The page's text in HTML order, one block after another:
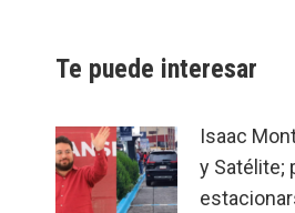
Te puede interesar
Isaac
y Satélite;